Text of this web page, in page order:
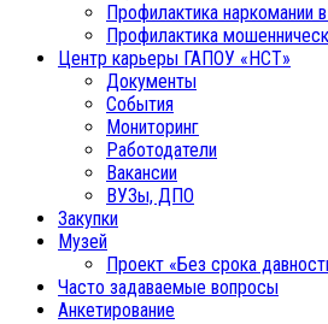
Профилактика наркомании
Профилактика
Центр карьеры ГАПОУ «НСТ»
Документы
События
Мониторинг
Работодатели
Вакансии
ВУЗы, ДПО
Закупки
Музей
Проект «Без срока
Часто задаваемые вопросы
Анкетирование